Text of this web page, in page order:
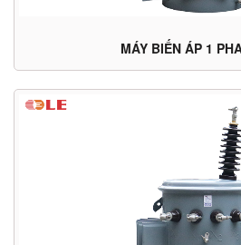
MÁY BIẾN ÁP 1